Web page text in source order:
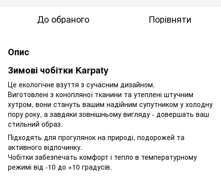
До обраного Порівняти
Опис
Зимові чобітки Karpaty
Це екологічне взуття з сучасним дизайном.
Виготовлені з конопляної тканини та утеплені штучним
хутром, вони стануть вашим надійним супутником у холодну
пору року, а завдяки зовнішньому вигляду - довершать ваш
стильний образ.
Підходять для прогулянок на природі, подорожей та
активного відпочинку.
Чобітки забезпечать комфорт і тепло в температурному
режимі від -10 до +10 градусів.